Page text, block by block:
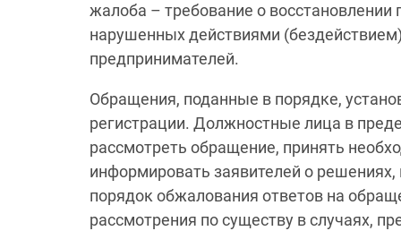
жалоба – требование о восстановлении
нарушенных действиями
предпринимателей.
Обращения, поданные в порядке,
регистрации. Должностные лица в
рассмотреть обращение, принять
информировать заявителей о
порядок обжалования ответов на
рассмотрения по существу в случаях,